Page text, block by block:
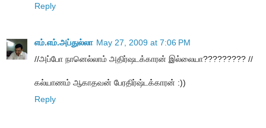
Reply
எம்.எம்.அப்துல்லா May 27, 2009 at 7:06 PM
//அப்போ நானெல்லாம் அதிர்ஷடக்காரன் இல்லையா????????? //
கல்யாணம் ஆகாதவன் பேரதிர்ஷ்டக்காரன் :))
Reply